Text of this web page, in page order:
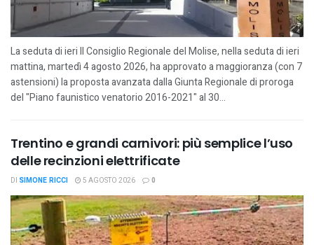
La seduta di ieri Il Consiglio Regionale del Molise, nella seduta di ieri
mattina, martedì 4 agosto 2026, ha approvato a maggioranza (con 7
astensioni) la proposta avanzata dalla Giunta Regionale di proroga
del "Piano faunistico venatorio 2016-2021" al 30...
Trentino e grandi carnivori: più semplice l’uso
delle recinzioni elettrificate
DI SIMONE RICCI 5 AGOSTO 2026 0